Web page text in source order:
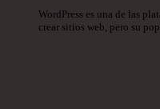
WordPress es una de las
crear sitios web, pero su